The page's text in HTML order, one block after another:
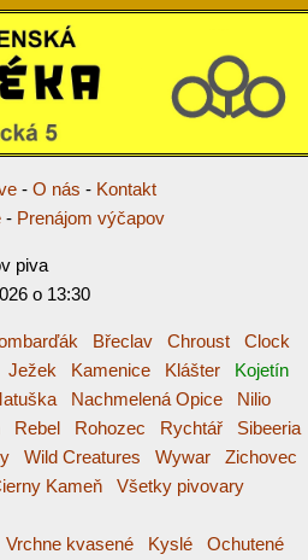
- O nás - Kontakt
- Prenájom výčapov
piva
o 13:30
Břeclav Chroust
Clock
Ježek Kamenice Klášter
Kojetín
Nachmelená Opice
Nilio
Rebel Rohozec Rychtář
Sibeeria
Wild Creatures Wywar
Zichovec
Kameň Všetky pivovary
Vrchne kvasené Kyslé
Ochutené